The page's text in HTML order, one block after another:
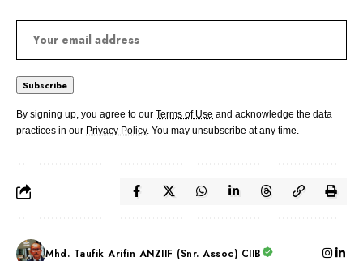
By signing up, you agree to our Terms of Use and acknowledge the data
practices in our Privacy Policy. You may unsubscribe at any time.
Mhd. Taufik Arifin ANZIIF (Snr. Assoc) CIIB